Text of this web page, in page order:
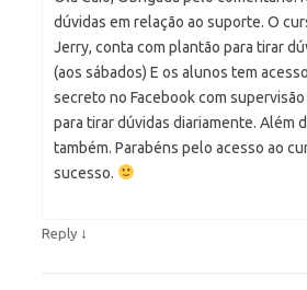
dúvidas em relação ao suporte. O
Jerry, conta com plantão para tirar
(aos sábados) E os alunos tem
secreto no Facebook com
para tirar dúvidas diariamente. Além
também. Parabéns pelo acesso ao
sucesso.
Reply ↓